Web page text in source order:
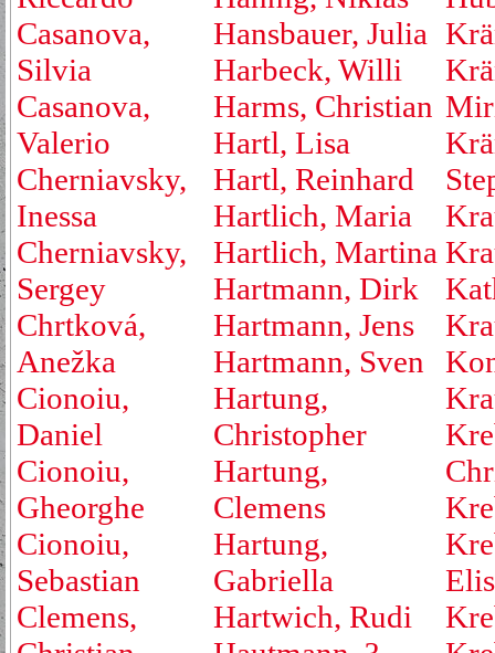
Casanova,
Silvia
Casanova,
Valerio
Cherniavsky,
Inessa
Cherniavsky,
Sergey
Chrtková,
Anežka
Cionoiu,
Daniel
Cionoiu,
Gheorghe
Cionoiu,
Sebastian
Clemens,
Hansbauer, Julia
Harbeck, Willi
Harms, Christian
Hartl, Lisa
Hartl, Reinhard
Hartlich, Maria
Hartlich, Martina
Hartmann, Dirk
Hartmann, Jens
Hartmann, Sven
Hartung,
Christopher
Hartung,
Clemens
Hartung,
Gabriella
Hartwich, Rudi